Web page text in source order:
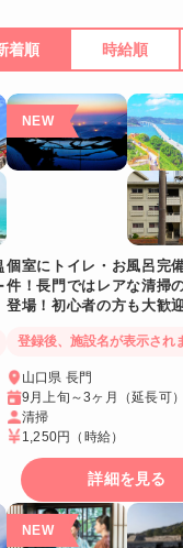
着順 時給順
個室にトイレ・お風呂完
件！長門ではレアな清掃
登場！初心者の方も大歓
業員食堂利用可能（定食
登録後、施設名が表示され
山口県 長門
9月上旬～3ヶ月（延長可）
清掃
1,250円 （時給）
詳細を見る